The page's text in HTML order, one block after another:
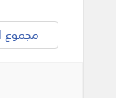
مجموع